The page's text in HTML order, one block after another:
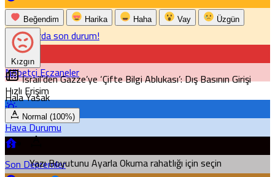
Altın Fiyatları
Emtia'larda son durum!
Nöbetçi Eczaneler
Hızlı Erişim
Hava Durumu
Son Depremler
Beğendim Harika Haha Vay Üzgün
Kızgın
İsrail’den Gazze’ye ‘Çifte Bilgi Ablukası’: Dış Basının Girişi
Hala Yasak
Normal (100%)
Yazı Boyutunu AyarlaOkuma rahatlığı için seçin